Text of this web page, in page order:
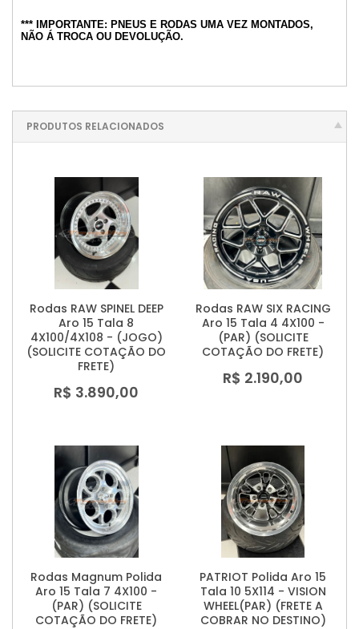
*** IMPORTANTE: PNEUS E RODAS UMA VEZ MONTADOS,
NÃO Á TROCA OU DEVOLUÇÃO.
PRODUTOS RELACIONADOS
Rodas RAW SPINEL DEEP
Aro 15 Tala 8
4X100/4X108 - (JOGO)
(SOLICITE COTAÇÃO DO
FRETE)
R$ 3.890,00
Rodas RAW SIX RACING
Aro 15 Tala 4 4X100 -
(PAR) (SOLICITE
COTAÇÃO DO FRETE)
R$ 2.190,00
Rodas Magnum Polida
Aro 15 Tala 7 4X100 -
(PAR) (SOLICITE
COTAÇÃO DO FRETE)
PATRIOT Polida Aro 15
Tala 10 5X114 - VISION
WHEEL(PAR) (FRETE A
COBRAR NO DESTINO)